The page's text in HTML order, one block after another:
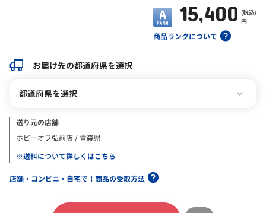
商品ランクについて
15,400 (税込)
円
お届け先の都道府県を選択
都道府県を選択
送り元の店舗
ホビーオフ弘前店 / 青森県
※送料について詳しくはこちら
店舗・コンビニ・自宅で！商品の受取方法